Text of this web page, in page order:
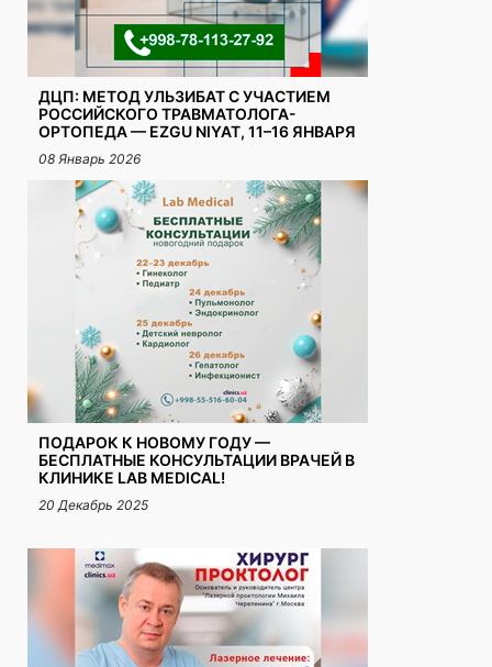
ДЦП: МЕТОД УЛЬЗИБАТ С УЧАСТИЕМ
РОССИЙСКОГО ТРАВМАТОЛОГА-
ОРТОПЕДА — EZGU NIYAT, 11–16 ЯНВАРЯ
08 Январь 2026
ПОДАРОК К НОВОМУ ГОДУ —
БЕСПЛАТНЫЕ КОНСУЛЬТАЦИИ ВРАЧЕЙ В
КЛИНИКЕ LAB MEDICAL!
20 Декабрь 2025